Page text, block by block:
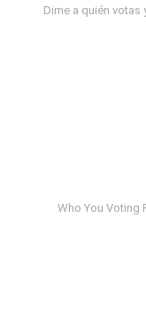
Dime a quién votas
Who You Voting